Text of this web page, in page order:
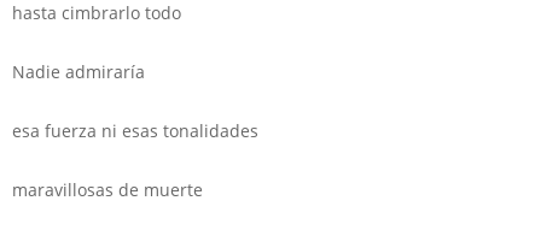
hasta cimbrarlo todo
Nadie admiraría
esa fuerza ni esas tonalidades
maravillosas de muerte